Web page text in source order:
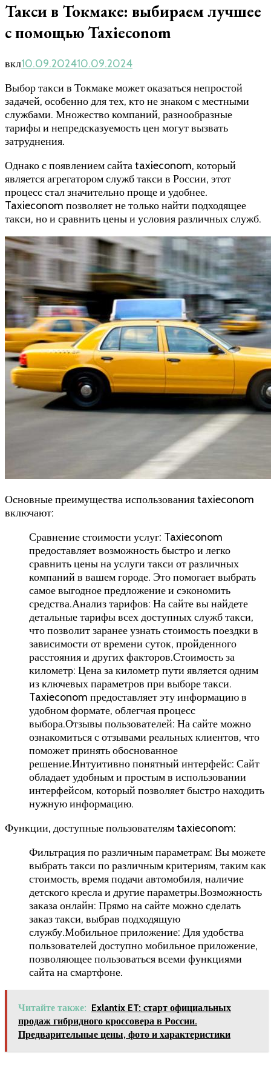
Такси в Токмаке: выбираем лучшее
с помощью Taxieconom
вкл10.09.202410.09.2024
Выбор такси в Токмаке может оказаться непростой
задачей, особенно для тех, кто не знаком с местными
службами. Множество компаний, разнообразные
тарифы и непредсказуемость цен могут вызвать
затруднения.
Однако с появлением сайта taxieconom, который
является агрегатором служб такси в России, этот
процесс стал значительно проще и удобнее.
Taxieconom позволяет не только найти подходящее
такси, но и сравнить цены и условия различных служб.
Основные преимущества использования taxieconom
включают:
Сравнение стоимости услуг: Taxieconom
предоставляет возможность быстро и легко
сравнить цены на услуги такси от различных
компаний в вашем городе. Это помогает выбрать
самое выгодное предложение и сэкономить
средства.Анализ тарифов: На сайте вы найдете
детальные тарифы всех доступных служб такси,
что позволит заранее узнать стоимость поездки в
зависимости от времени суток, пройденного
расстояния и других факторов.Стоимость за
километр: Цена за километр пути является одним
из ключевых параметров при выборе такси.
Taxieconom предоставляет эту информацию в
удобном формате, облегчая процесс
выбора.Отзывы пользователей: На сайте можно
ознакомиться с отзывами реальных клиентов, что
поможет принять обоснованное
решение.Интуитивно понятный интерфейс: Сайт
обладает удобным и простым в использовании
интерфейсом, который позволяет быстро находить
нужную информацию.
Функции, доступные пользователям taxieconom:
Фильтрация по различным параметрам: Вы можете
выбрать такси по различным критериям, таким как
стоимость, время подачи автомобиля, наличие
детского кресла и другие параметры.Возможность
заказа онлайн: Прямо на сайте можно сделать
заказ такси, выбрав подходящую
службу.Мобильное приложение: Для удобства
пользователей доступно мобильное приложение,
позволяющее пользоваться всеми функциями
сайта на смартфоне.
Читайте также: Exlantix ET: старт официальных
продаж гибридного кроссовера в России.
Предварительные цены, фото и характеристики